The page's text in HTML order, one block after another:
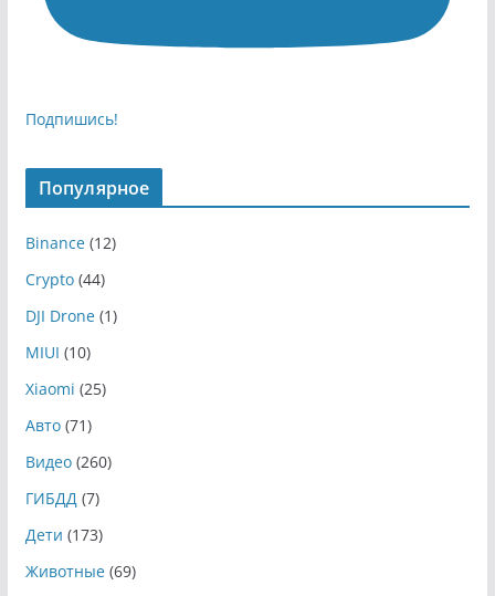
Подпишись!
Популярное
Binance(12)
Crypto(44)
DJI Drone(1)
MIUI (10)
Xiaomi (25)
Авто(71)
Видео(260)
ГИБДД(7)
Дети (173)
Животные(69)